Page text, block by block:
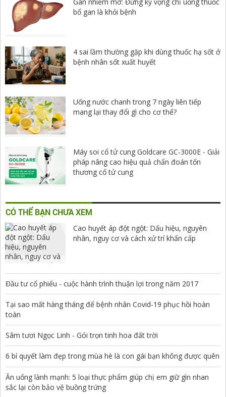
bổ gan là khỏi bệnh
4 sai lầm thường gặp khi dùng thuốc hạ sốt ở
bệnh nhân sốt xuất huyết
Uống nước chanh trong 7 ngày liên tiếp
mang lại thay đổi gì cho cơ thể?
Máy soi cổ tử cung Goldcare GC-3000E - Giải
pháp nâng cao hiệu quả chẩn đoán tổn
thương cổ tử cung
CÓ THỂ BẠN CHƯA XEM
Cao huyết áp đột ngột: Dấu hiệu, nguyên
nhân, nguy cơ và cách xử trí khẩn cấp
Đầu tư cổ phiếu - cuộc hành trình thuận lợi trong năm 2017
Tại sao mất hàng tháng để bệnh nhân Covid-19 phục hồi hoàn
toàn
Sâm tươi Ngọc Linh - Gói trọn tinh hoa đất trời
6 bí quyết làm đẹp trong mùa hè là con gái bạn không được quên
Ăn uống lành mạnh: 5 loại thực phẩm giúp chị em giữ gìn nhan
sắc lại còn bảo vệ buồng trứng